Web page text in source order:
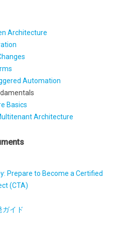
Architecture
Automation
Basics
Architecture
Prepare to Become a Certified
(CTA)
ガイド